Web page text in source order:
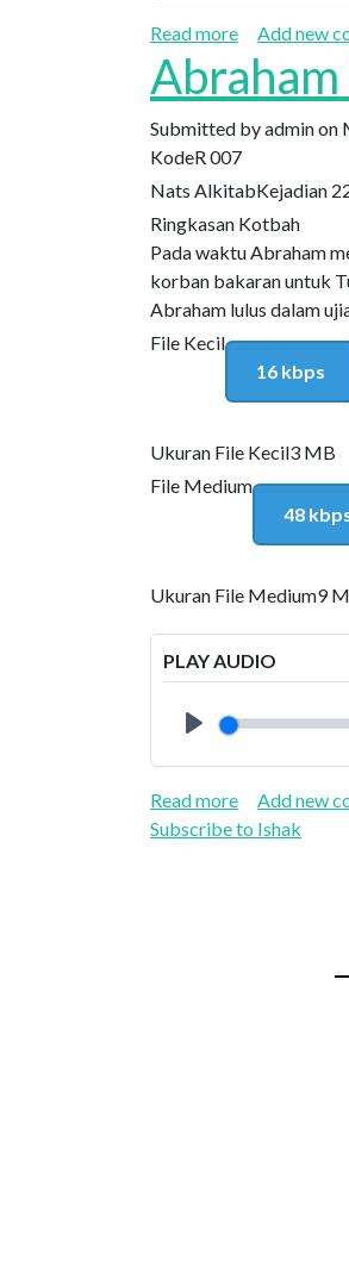
Read moreaboutAdd new
Submitted byadminon
KodeR 007
Nats AlkitabKejadian
Ringkasan Kotbah
Pada waktu Abraham
korban bakaran untuk
Abraham lulus dalam
File Kecil
16 kbps
Ukuran File Kecil3 MB
File Medium
48
Ukuran File Medium9
PLAY AUDIO
Read moreaboutAdd new
Subscribe to Ishak